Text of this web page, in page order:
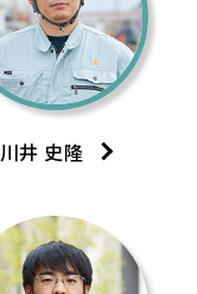
川井 史隆